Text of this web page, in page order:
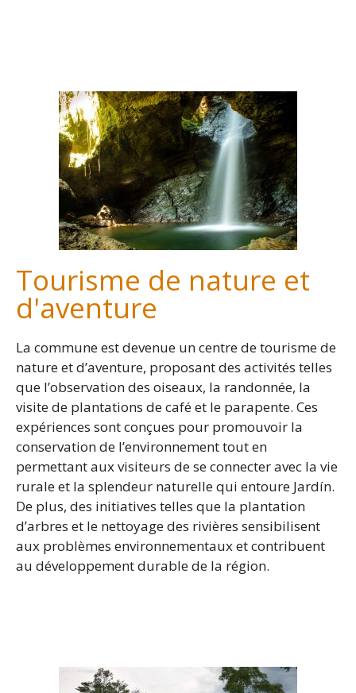
Tourisme de nature et
d'aventure
La commune est devenue un centre de tourisme de
nature et d’aventure, proposant des activités telles
que l’observation des oiseaux, la randonnée, la
visite de plantations de café et le parapente. Ces
expériences sont conçues pour promouvoir la
conservation de l’environnement tout en
permettant aux visiteurs de se connecter avec la vie
rurale et la splendeur naturelle qui entoure Jardín.
De plus, des initiatives telles que la plantation
d’arbres et le nettoyage des rivières sensibilisent
aux problèmes environnementaux et contribuent
au développement durable de la région.